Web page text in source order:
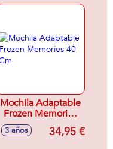
Mochila Adaptable
Frozen Memories
40 Cm
3 años 34,95 €